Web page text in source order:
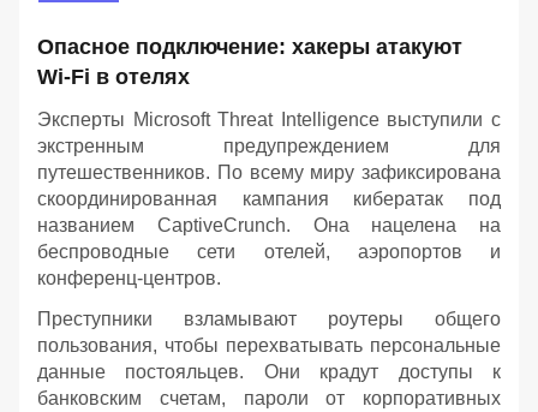
Опасное подключение: хакеры атакуют
Wi-Fi в отелях
Эксперты Microsoft Threat Intelligence выступили с
экстренным предупреждением для
путешественников. По всему миру зафиксирована
скоординированная кампания кибератак под
названием CaptiveCrunch. Она нацелена на
беспроводные сети отелей, аэропортов и
конференц-центров.
Преступники взламывают роутеры общего
пользования, чтобы перехватывать персональные
данные постояльцев. Они крадут доступы к
банковским счетам, пароли от корпоративных